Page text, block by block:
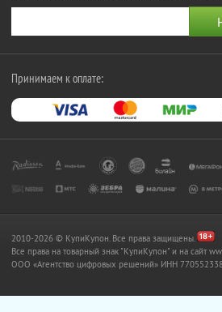
Принимаем к оплате:
2010-2026 © КупиКупон. Все права защищены.
Все права на товарный знак "КупиКупон" и на сайт
OOO «Агентство цифровых решений» ИНН